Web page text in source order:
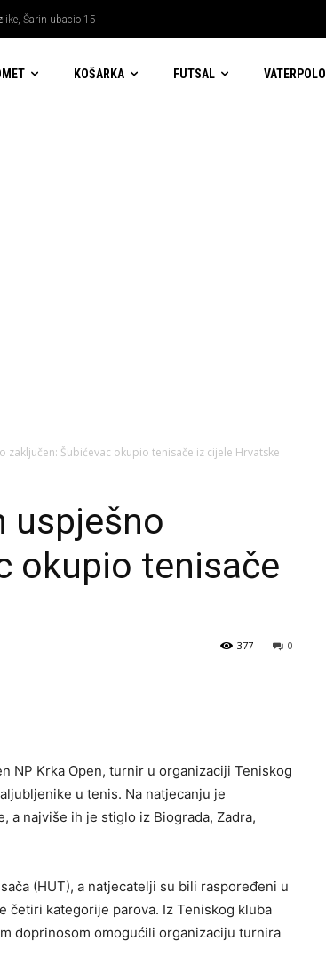
Šarin ubacio 15
KOŠARKA FUTSAL VATERPOLO
zaključen: Šubićevac okupio tenisače iz cijele Hrvatske
uspješno
okupio tenisače
0
377
NP Krka Open, turnir u organizaciji Teniskog
u tenis. Na natjecanju je
a najviše ih je stiglo iz Biograda, Zadra,
(HUT), a natjecatelji su bili raspoređeni u
četiri kategorije parova. Iz Teniskog kluba
doprinosom omogućili organizaciju turnira